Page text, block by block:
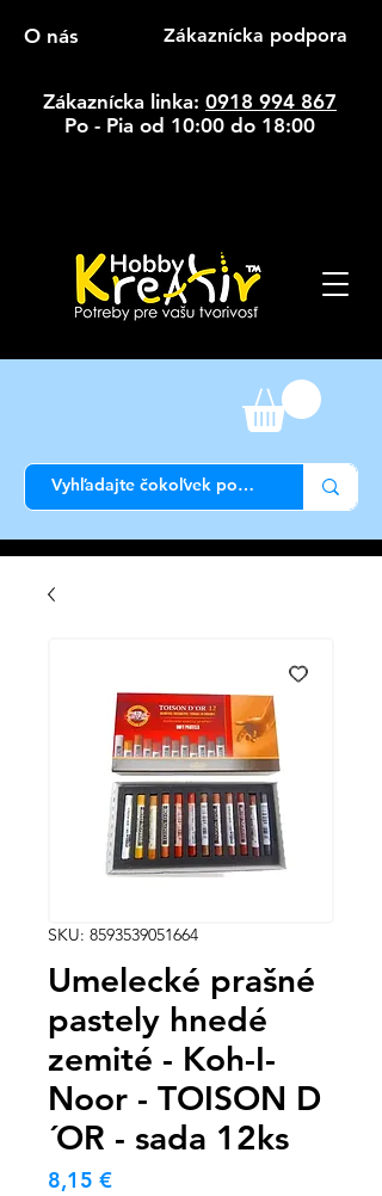
O nás Zákaznícka podpora
Zákaznícka linka: 0918 994 867
Po - Pia od 10:00 do 18:00
SKU: 8593539051664
Umelecké prašné
pastely hnedé
zemité - Koh-I-
Noor - TOISON D
´OR - sada 12ks
8,15 €Cena